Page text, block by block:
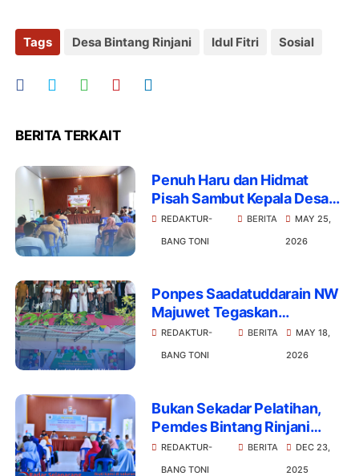
Tags Desa Bintang Rinjani Idul Fitri Sosial
BERITA TERKAIT
Penuh Haru dan Hidmat
Pisah Sambut Kepala Desa
Bintang Rinjani
REDAKTUR-
BANG TONI
BERITA
MAY 25,
2026
Ponpes Saadatuddarain NW
Majuwet Tegaskan
Komitmen 68 Tahun
Pendidikan di Bintang
REDAKTUR-
BANG TONI
BERITA
MAY 18,
2026
Bukan Sekadar Pelatihan,
Pemdes Bintang Rinjani
'Suntik' Legalitas NIB bagi
UMKM
REDAKTUR-
BANG TONI
BERITA
DEC 23,
2025